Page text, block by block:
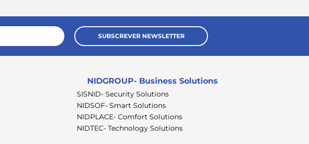
SUBSCREVER NEWSLETTER
NIDGROUP- Business Solutions
SISNID- Security Solutions
NIDSOF- Smart Solutions
NIDPLACE- Comfort Solutions
NIDTEC- Technology Solutions